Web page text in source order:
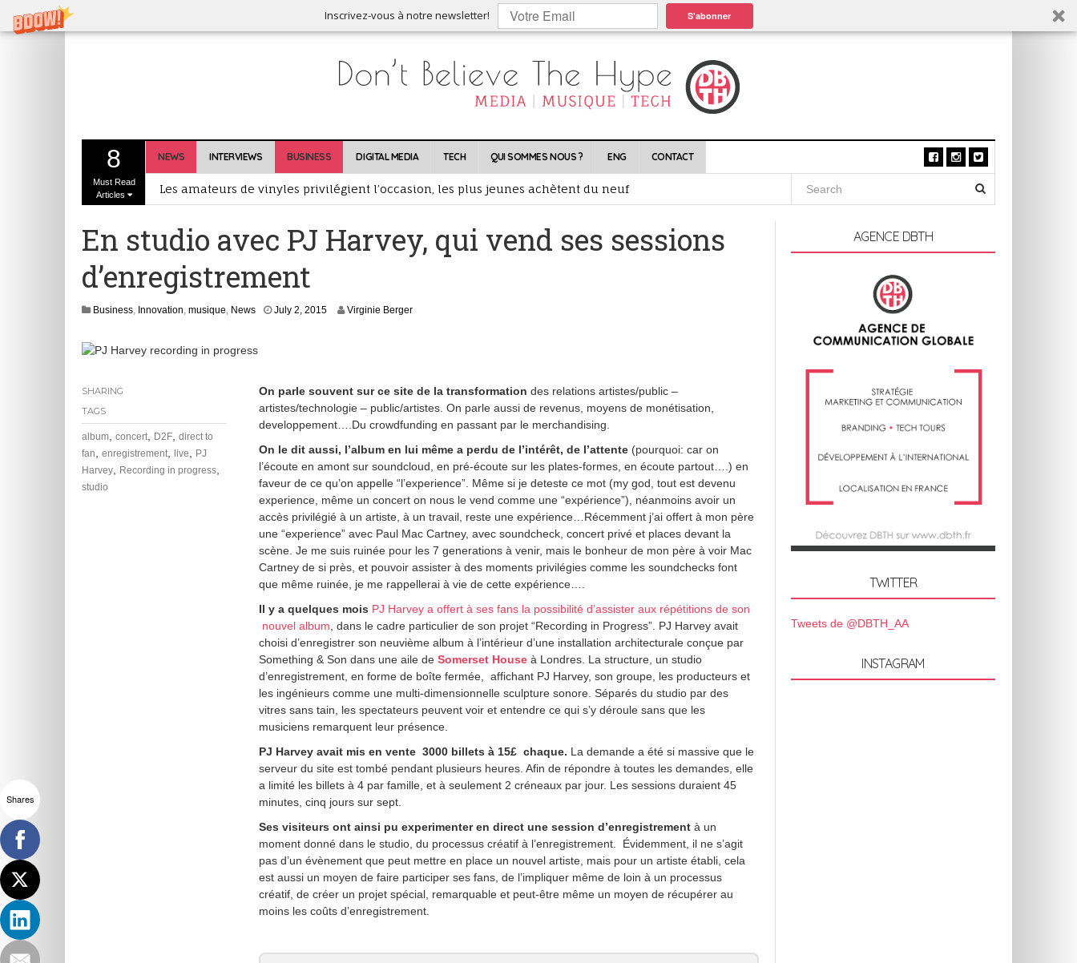
Inscrivez-vous à notre newsletter! S'abonner
8
Must Read
Articles
NEWS INTERVIEWS BUSINESS DIGITAL MEDIA TECH QUI SOMMES NOUS ? ENG CONTACT
Les amateurs de vinyles privilégient l’occasion, les plus jeunes achètent du neuf
Nouveau format d’écoute et de prescription, la playlist redonne vie aux catalogues
Industrie musicale et Brexit : quelles conséquences ?
Inscrivez-vous au Prix RFI Découvertes !
En studio avec PJ Harvey, qui vend ses sessions
d’enregistrement
Business, Innovation, musique, News July 2, 2015S
b
e
r
,
2
0
1
5
Virginie Berger
On parle souvent sur ce site de la transformation des relations artistes/public –
artistes/technologie – public/artistes. On parle aussi de revenus, moyens de monétisation,
developpement….Du crowdfunding en passant par le merchandising.
On le dit aussi, l’album en lui même a perdu de l’intérêt, de l’attente (pourquoi: car on
l’écoute en amont sur soundcloud, en pré-écoute sur les plates-formes, en écoute partout….) en
faveur de ce qu’on appelle “l’experience”. Même si je deteste ce mot (my god, tout est devenu
experience, même un concert on nous le vend comme une “expérience”), néanmoins avoir un
accès privilégié à un artiste, à un travail, reste une expérience…Récemment j’ai offert à mon père
une “experience” avec Paul Mac Cartney, avec soundcheck, concert privé et places devant la
scène. Je me suis ruinée pour les 7 generations à venir, mais le bonheur de mon père à voir Mac
Cartney de si près, et pouvoir assister à des moments privilégies comme les soundchecks font
que même ruinée, je me rappellerai à vie de cette expérience….
Il y a quelques mois PJ Harvey a offert à ses fans la possibilité d’assister aux répétitions de son
nouvel album , dans le cadre particulier de son projet “Recording in Progress”. PJ Harvey avait
choisi d’enregistrer son neuvième album à l’intérieur d’une installation architecturale conçue par
Something & Son dans une aile deSomerset House à Londres. La structure, un studio
d’enregistrement, en forme de boîte fermée, affichant PJ Harvey, son groupe, les producteurs et
les ingénieurs comme une multi-dimensionnelle sculpture sonore. Séparés du studio par des
vitres sans tain, les spectateurs peuvent voir et entendre ce qui s’y déroule sans que les
musiciens remarquent leur présence.
PJ Harvey avait mis en vente 3000 billets à 15£ chaque. La demande a été si massive que le
serveur du site est tombé pendant plusieurs heures. Afin de répondre à toutes les demandes, elle
a limité les billets à 4 par famille, et à seulement 2 créneaux par jour. Les sessions duraient 45
minutes, cinq jours sur sept.
Ses visiteurs ont ainsi pu experimenter en direct une session d’enregistrement à un
moment donné dans le studio, du processus créatif à l’enregistrement. Évidemment, il ne s’agit
pas d’un évènement que peut mettre en place un nouvel artiste, mais pour un artiste établi, cela
est aussi un moyen de faire participer ses fans, de l’impliquer même de loin à un processus
créatif, de créer un projet spécial, remarquable et peut-être même un moyen de récupérer au
moins les coûts d’enregistrement.
SHARING
TAGS
album concert D2F direct to
fan
enregistrement live
PJ
Harvey
Recording in progress
studio
AGENCE DBTH
TWITTER
Tweets de @DBTH_AA
INSTAGRAM
Shares